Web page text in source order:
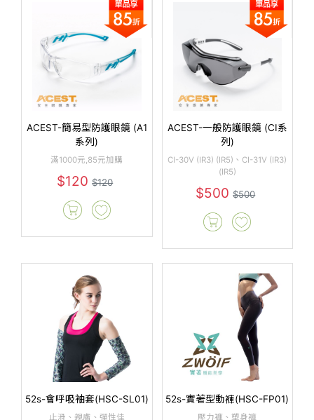
ACEST-簡易型防護眼鏡 (A1
系列)
滿1000元,85元加購
$120$120
ACEST-一般防護眼鏡 (CI系
列)
CI-30V (IR3) (IR5)、CI-31V (IR3)
(IR5)
$500$500
52s-會呼吸袖套(HSC-SL01)
止滑、親膚、彈性佳
52s-實著型動褲(HSC-FP01)
壓力褲、塑身褲